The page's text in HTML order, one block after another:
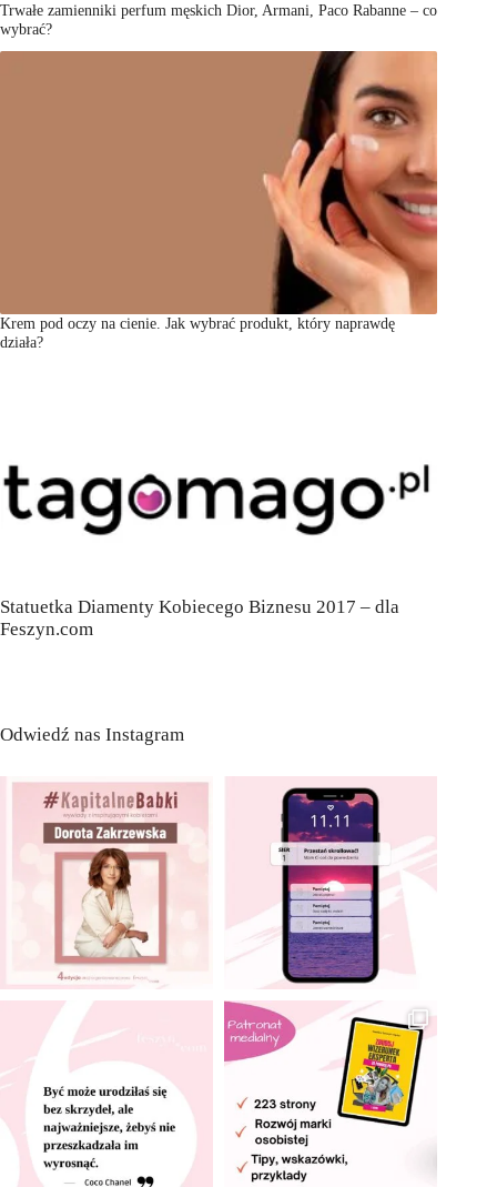
Trwałe zamienniki perfum męskich Dior, Armani, Paco Rabanne – co
wybrać?
Krem pod oczy na cienie. Jak wybrać produkt, który naprawdę
działa?
Statuetka Diamenty Kobiecego Biznesu 2017 – dla
Feszyn.com
Odwiedź nas Instagram